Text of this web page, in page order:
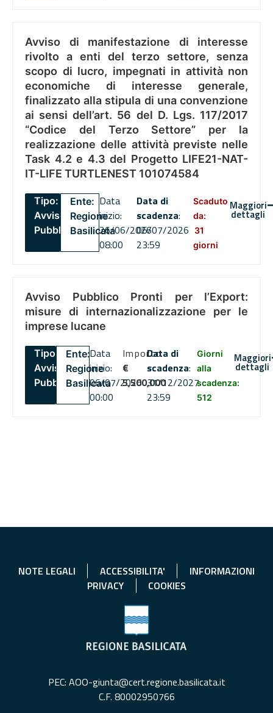
Avviso di manifestazione di interesse
rivolto a enti del terzo settore, senza
scopo di lucro, impegnati in attività non
economiche di interesse generale,
finalizzato alla stipula di una convenzione
ai sensi dell’art. 56 del D. Lgs. 117/2017
“Codice del Terzo Settore” per la
realizzazione delle attività previste nelle
Task 4.2 e 4.3 del Progetto LIFE21-NAT-
IT-LIFE TURTLENEST 101074584
Tipo:
Avviso
Pubblico
Ente:
Regione
Basilicata
Data
inizio:
26/06/2026
08:00
Data di
scadenza:
06/07/2026
23:59
Scaduto
da:
31
giorni
Maggiori
dettagli
Avviso Pubblico Pronti per l’Export:
misure di internazionalizzazione per le
imprese lucane
Tipo:
Avviso
Pubblico
Ente:
Regione
Basilicata
Data
inizio:
06/07/2026
00:00
Importo
€
5,500,000
Data di
scadenza:
31/12/2027
23:59
Giorni
alla
scadenza:
512
Maggiori
dettagli
NOTE LEGALI ACCESSIBILITA'
INFORMAZIONI
PRIVACY
COOKIES
PEC: AOO-giunta@cert.regione.basilicata.it
C.F. 80002950766